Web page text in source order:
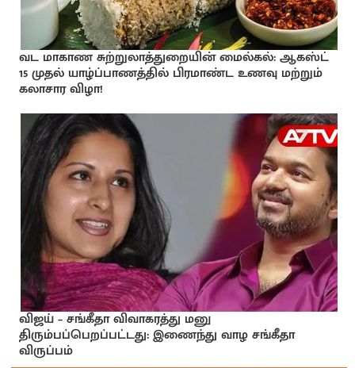
வட மாகாண சுற்றுலாத்துறையின் மைல்கல்: ஆகஸ்ட்
15 முதல் யாழ்ப்பாணத்தில் பிரமாண்ட உணவு மற்றும்
கலாசார விழா!
விஜய் – சங்கீதா விவாகரத்து மனு
திரும்பப்பெறப்பட்டது: இணைந்து வாழ சங்கீதா
விருப்பம்